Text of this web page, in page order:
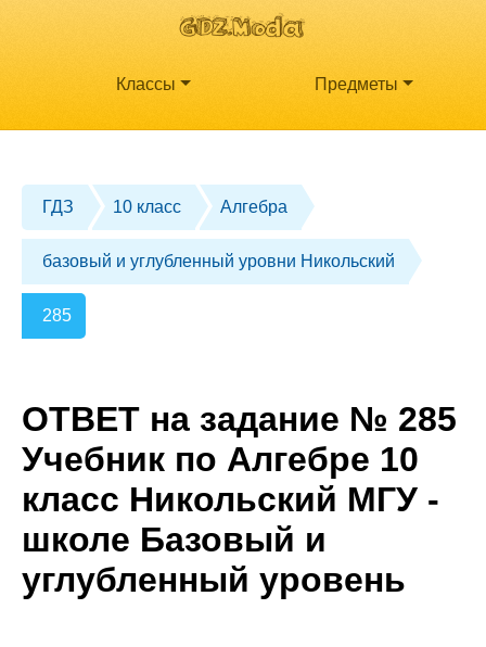
Классы Предметы
ГДЗ 10 класс Алгебра
базовый и углубленный уровни Никольский
285
ОТВЕТ на задание № 285
Учебник по Алгебре 10
класс Никольский МГУ -
школе Базовый и
углубленный уровень